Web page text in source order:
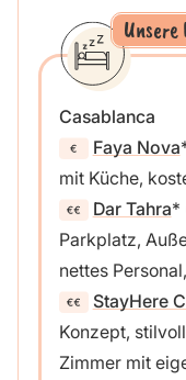
Casablanca
Faya Nova
mit Küche,
Dar Tahra
Parkplatz,
nettes
StayHere
Konzept,
Zimmer mit